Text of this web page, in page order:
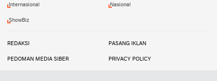
Internasional Nasional
ShowBiz
REDAKSI PASANG IKLAN
PEDOMAN MEDIA SIBER PRIVACY POLICY